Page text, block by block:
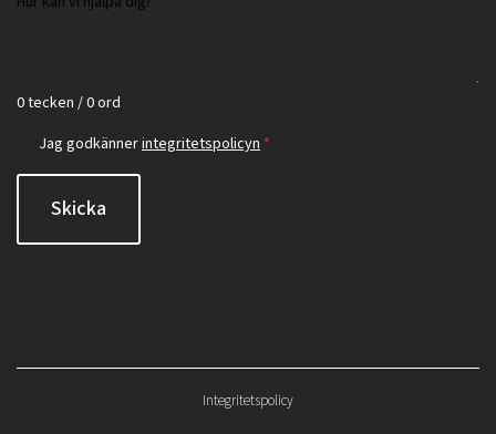
0 tecken / 0 ord
Jag godkännerintegritetspolicyn *
Skicka
Integritetspolicy